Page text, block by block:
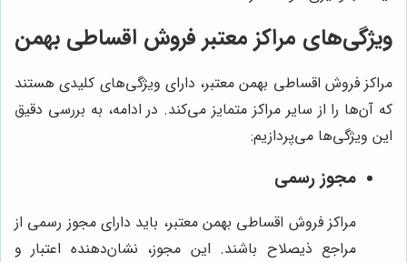
ویژگی‌های مراکز معتبر فروش اقساطی بهمن
مراکز فروش اقساطی بهمن معتبر، دارای ویژگی‌های کلیدی هستند
که آن‌ها را از سایر مراکز متمایز می‌کند. در ادامه، به بررسی دقیق
این ویژگی‌ها می‌پردازیم:
مجوز رسمی
مراکز فروش اقساطی بهمن معتبر، باید دارای مجوز رسمی از
مراجع ذیصلاح باشند. این مجوز، نشان‌دهنده اعتبار و